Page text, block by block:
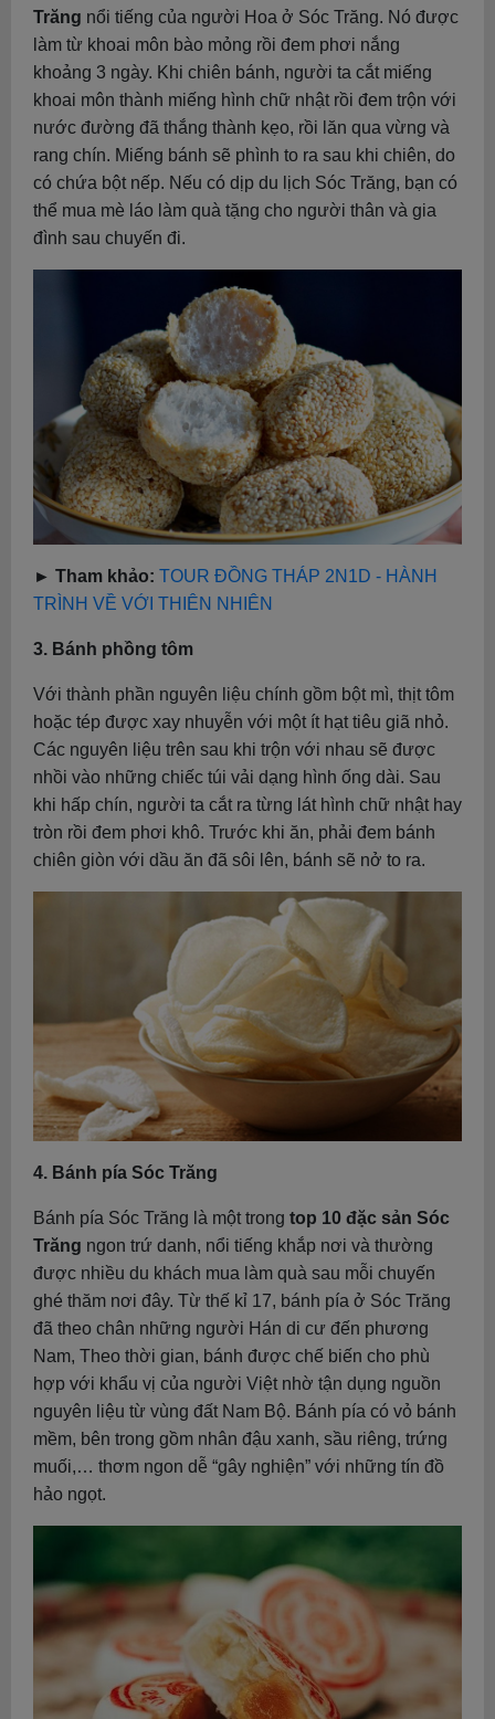
Trăng nổi tiếng của người Hoa ở Sóc Trăng. Nó được
làm từ khoai môn bào mỏng rồi đem phơi nắng
khoảng 3 ngày. Khi chiên bánh, người ta cắt miếng
khoai môn thành miếng hình chữ nhật rồi đem trộn với
nước đường đã thắng thành kẹo, rồi lăn qua vừng và
rang chín. Miếng bánh sẽ phình to ra sau khi chiên, do
có chứa bột nếp. Nếu có dịp du lịch Sóc Trăng, bạn có
thể mua mè láo làm quà tặng cho người thân và gia
đình sau chuyến đi.
► Tham khảo: TOUR ĐỒNG THÁP 2N1D - HÀNH
TRÌNH VỀ VỚI THIÊN NHIÊN
3. Bánh phồng tôm
Với thành phần nguyên liệu chính gồm bột mì, thịt tôm
hoặc tép được xay nhuyễn với một ít hạt tiêu giã nhỏ.
Các nguyên liệu trên sau khi trộn với nhau sẽ được
nhồi vào những chiếc túi vải dạng hình ống dài. Sau
khi hấp chín, người ta cắt ra từng lát hình chữ nhật hay
tròn rồi đem phơi khô. Trước khi ăn, phải đem bánh
chiên giòn với dầu ăn đã sôi lên, bánh sẽ nở to ra.
4. Bánh pía Sóc Trăng
Bánh pía Sóc Trăng là một trong top 10 đặc sản Sóc
Trăng ngon trứ danh, nổi tiếng khắp nơi và thường
được nhiều du khách mua làm quà sau mỗi chuyến
ghé thăm nơi đây. Từ thế kỉ 17, bánh pía ở Sóc Trăng
đã theo chân những người Hán di cư đến phương
Nam, Theo thời gian, bánh được chế biến cho phù
hợp với khẩu vị của người Việt nhờ tận dụng nguồn
nguyên liệu từ vùng đất Nam Bộ. Bánh pía có vỏ bánh
mềm, bên trong gồm nhân đậu xanh, sầu riêng, trứng
muối,… thơm ngon dễ “gây nghiện” với những tín đồ
hảo ngọt.